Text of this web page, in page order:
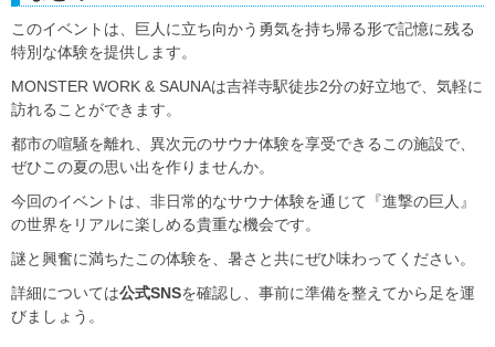
このイベントは、巨人に立ち向かう勇気を持ち帰る形で記憶に残る
特別な体験を提供します。
MONSTER WORK & SAUNAは吉祥寺駅徒歩2分の好立地で、気軽に
訪れることができます。
都市の喧騒を離れ、異次元のサウナ体験を享受できるこの施設で、
ぜひこの夏の思い出を作りませんか。
今回のイベントは、非日常的なサウナ体験を通じて『進撃の巨人』
の世界をリアルに楽しめる貴重な機会です。
謎と興奮に満ちたこの体験を、暑さと共にぜひ味わってください。
詳細については公式SNSを確認し、事前に準備を整えてから足を運
びましょう。